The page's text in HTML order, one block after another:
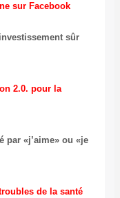
sur Facebook
sûr
2.0. pour la
par «j’aime» ou «je
de la santé